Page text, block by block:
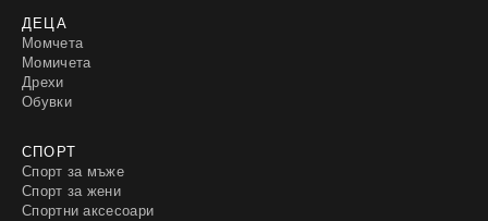
ДЕЦА
Момчета
Момичета
Дрехи
Обувки
СПОРТ
Спорт за мъже
Спорт за жени
Спортни аксесоари